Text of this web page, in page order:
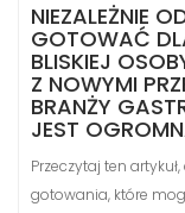
NIEZALEŻNIE
GOTOWAĆ
BLISKIEJ
Z NOWYMI
BRANŻY
JEST
Przeczytaj ten
gotowania, które